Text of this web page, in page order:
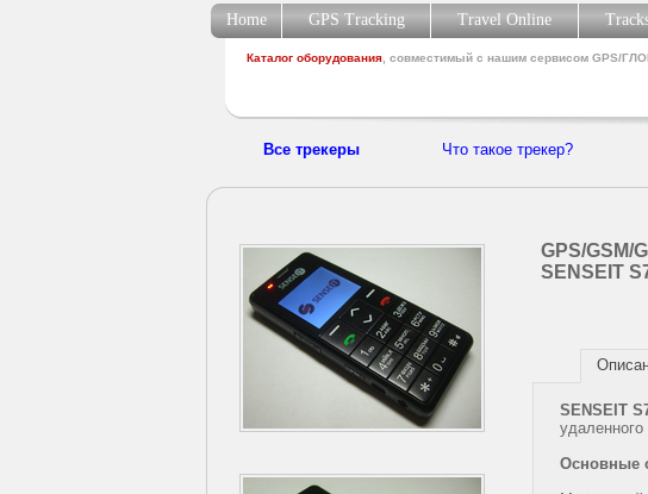
Каталог оборудования , совместимый с нашим сервисом GPS/
Home GPS Tracking Travel Online
Все трекеры Что такое трекер?
GPS/GSM/
SENSEIT
SENSEIT
Основные